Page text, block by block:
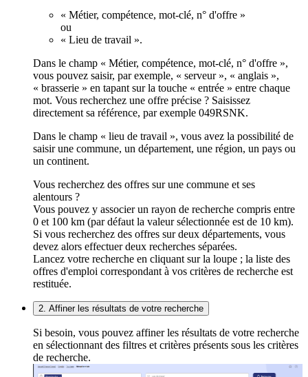
« Métier, compétence, mot-clé, n° d'offre »
ou
« Lieu de travail ».
Dans le champ « Métier, compétence, mot-clé, n° d'offre »,
vous pouvez saisir, par exemple, « serveur », « anglais »,
« brasserie » en tapant sur la touche « entrée » entre chaque
mot. Vous recherchez une offre précise ? Saisissez
directement sa référence, par exemple 049RSNK.
Dans le champ « lieu de travail », vous avez la possibilité de
saisir une commune, un département, une région, un pays ou
un continent.
Vous recherchez des offres sur une commune et ses
alentours ?
Vous pouvez y associer un rayon de recherche compris entre
0 et 100 km (par défaut la valeur sélectionnée est de 10 km).
Si vous recherchez des offres sur deux départements, vous
devez alors effectuer deux recherches séparées.
Lancez votre recherche en cliquant sur la loupe ; la liste des
offres d'emploi correspondant à vos critères de recherche est
restituée.
2. Affiner les résultats de votre recherche
Si besoin, vous pouvez affiner les résultats de votre recherche
en sélectionnant des filtres et critères présents sous les critères
de recherche.